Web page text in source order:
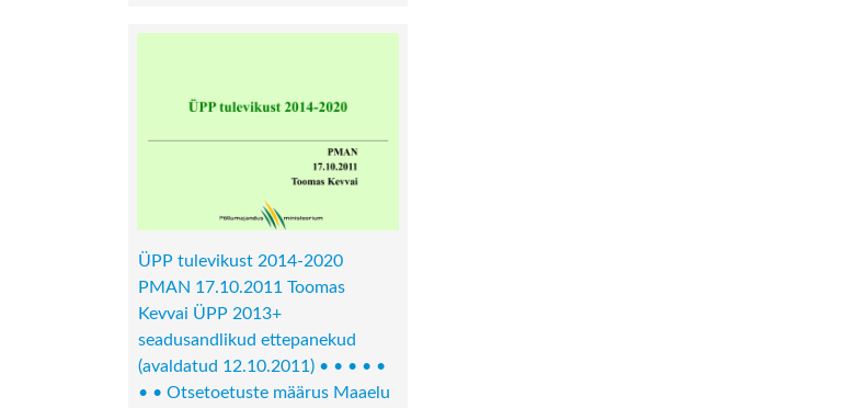
ÜPP tulevikust 2014-2020
PMAN 17.10.2011 Toomas
Kevvai ÜPP 2013+
seadusandlikud ettepanekud
(avaldatud 12.10.2011) • • • • •
• • Otsetoetuste määrus Maaelu